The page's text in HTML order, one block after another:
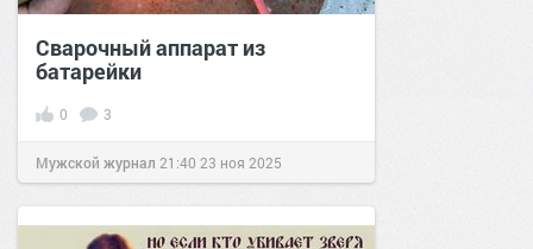
Сварочный аппарат из
батарейки
0 3
Мужской журнал 21:40 23 ноя 2025